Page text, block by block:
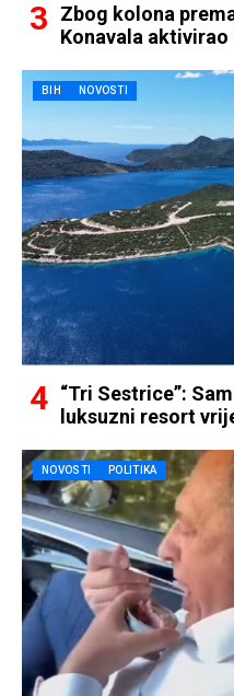
Zbog kolona
Konavala
BIH NOVOSTI
“Tri Sestrice”:
luksuzni resort
NOVOSTI POLITIKA